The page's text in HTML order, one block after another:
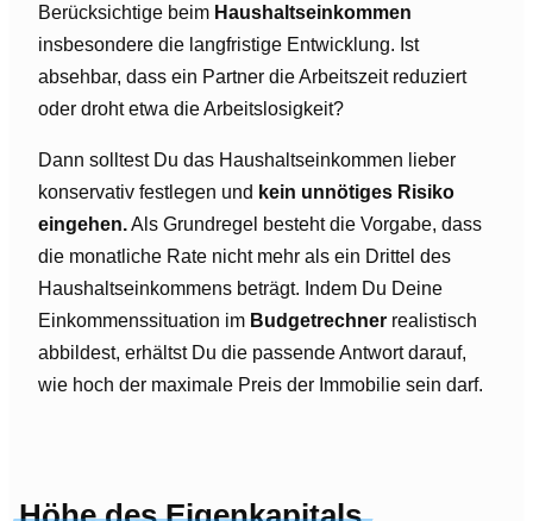
Berücksichtige beim Haushaltseinkommen
insbesondere die langfristige Entwicklung. Ist
absehbar, dass ein Partner die Arbeitszeit reduziert
oder droht etwa die Arbeitslosigkeit?
Dann solltest Du das Haushaltseinkommen lieber
konservativ festlegen und kein unnötiges Risiko
eingehen.Als Grundregel besteht die Vorgabe, dass
die monatliche Rate nicht mehr als ein Drittel des
Haushaltseinkommens beträgt. Indem Du Deine
Einkommenssituation im Budgetrechner realistisch
abbildest, erhältst Du die passende Antwort darauf,
wie hoch der maximale Preis der Immobilie sein darf.